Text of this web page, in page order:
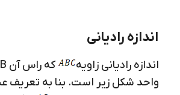
اندازه رادیانی
اندازه رادیانی زاویه
واحد شکل زیر است. بنا به تعریف